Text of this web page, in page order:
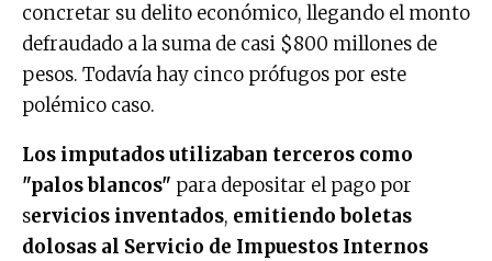
concretar su delito económico, llegando el monto
defraudado a la suma de casi $800 millones de
pesos. Todavía hay cinco prófugos por este
polémico caso.
Los imputados utilizaban terceros como
"palos blancos" para depositar el pago por
servicios inventados, emitiendo boletas
dolosas al Servicio de Impuestos Internos